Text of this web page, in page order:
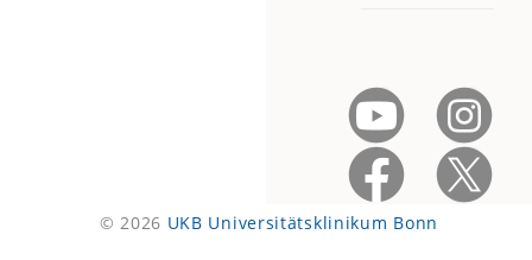
© 2026 UKB Universitätsklinikum Bonn